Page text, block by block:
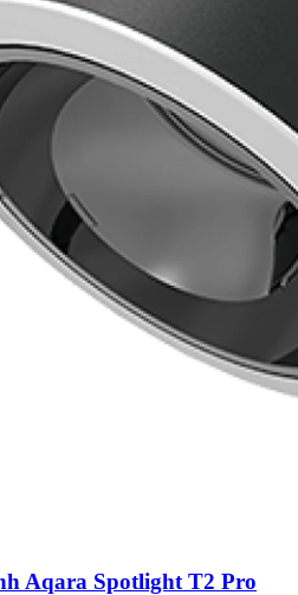
Aqara Spotlight T2 Pro